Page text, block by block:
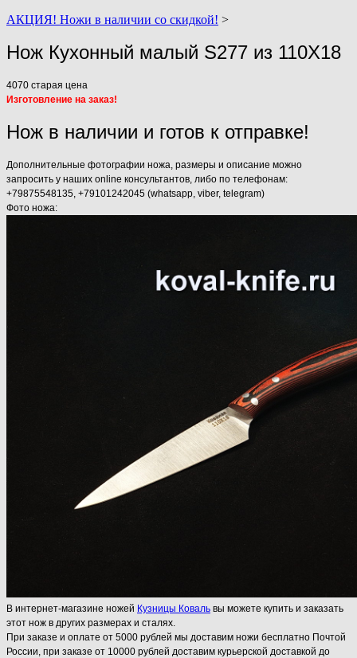
АКЦИЯ! Ножи в наличии со скидкой! >
Нож Кухонный малый S277 из 110Х18
4070 старая цена
Изготовление на заказ!
Нож в наличии и готов к отправке!
Дополнительные фотографии ножа, размеры и описание можно
запросить у наших online консультантов, либо по телефонам:
+79875548135, +79101242045 (whatsapp, viber, telegram)
Фото ножа:
В интернет-магазине ножей Кузницы Коваль вы можете купить и заказать
этот нож в других размерах и сталях.
При заказе и оплате от 5000 рублей мы доставим ножи бесплатно Почтой
России, при заказе от 10000 рублей доставим курьерской доставкой до